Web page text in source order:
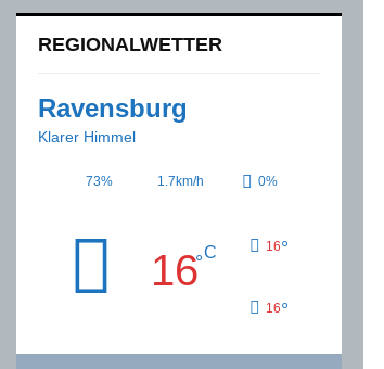
REGIONALWETTER
Ravensburg
Klarer Himmel
73% 1.7km/h 0%
16°C 16°
16°